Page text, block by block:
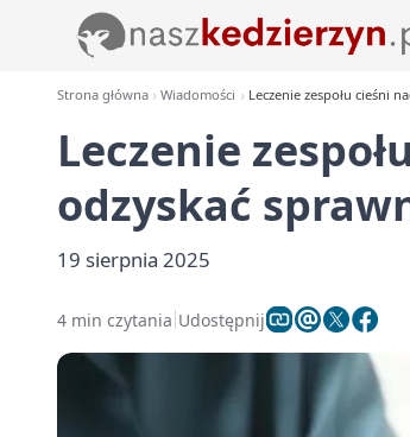
Strona główna Wiadomości Leczenie zespołu cieśni
Leczenie
odzyskać
19 sierpnia 2025
4 min czytania Udostępnij